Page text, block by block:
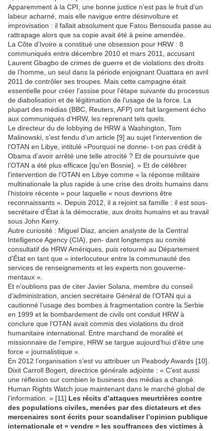
Apparemment à la CPI, une bonne justice n’est pas le fruit d’un
labeur acharné, mais elle navigue entre désinvolture et
improvisation : il fallait absolument que Fatou Bensouda passe au
rattrapage alors que sa copie avait été à peine amendée.
La Côte d’Ivoire a constitué une obsession pour HRW : 8
communiqués entre décembre 2010 et mars 2011, accusant
Laurent Gbagbo de crimes de guerre et de violations des droits
de l’homme, un seul dans la période enjoignant Ouattara en avril
2011 de contrôler ses troupes. Mais cette campagne était
essentielle pour créer l’assise pour l’étape suivante du processus
de diabolisation et de légitimation de l’usage de la force. La
plupart des médias (BBC, Reuters, AFP) ont fait largement écho
aux communiqués d’HRW, les reprenant tels quels.
Le directeur du de lobbying de HRW à Washington, Tom
Malinowski, s’est fendu d’un article [9] au sujet l'intervention de
l'OTAN en Libye, intitulé «Pourquoi ne donne- t-on pas crédit à
Obama d’avoir arrêté une telle atrocité ? Et de poursuivre que
l’OTAN a été plus efficace [qu'en Bosnie]. » Et de célébrer
l'intervention de l'OTAN en Libye comme « la réponse militaire
multinationale la plus rapide à une crise des droits humains dans
l'histoire récente » pour laquelle « nous devrions être
reconnaissants ». Depuis 2012, il a rejoint sa famille : il est sous-
secrétaire d’État à la démocratie, aux droits humains et au travail
sous John Kerry.
Autre curiosité : Miguel Diaz, ancien analyste de la Central
Intelligence Agency (CIA), pen- dant longtemps au comité
consultatif de HRW Amériques, puis retourné au Département
d’État en tant que « interlocuteur entre la communauté des
services de renseignements et les experts non gouverne-
mentaux ».
Et n’oublions pas de citer Javier Solana, membre du conseil
d’administration, ancien secrétaire Général de l’OTAN qui a
cautionné l’usage des bombes à fragmentation contre la Serbie
en 1999 et le bombardement de civils ont conduit HRW à
conclure que l’OTAN avait commis des violations du droit
humanitaire international. Entre marchand de moralité et
missionnaire de l'empire, HRW se targue aujourd’hui d’être une
force « journalistique ».
En 2012 l’organisation s’est vu attribuer un Peabody Awards [10].
Dixit Carroll Bogert, directrice générale adjointe : « C’est aussi
une réflexion sur combien le business des médias a changé.
Human Rights Watch joue maintenant dans le marché global de
l’information. » [11] Les récits d’attaques meurtrières contre
des populations civiles, menées par des dictateurs et des
mercenaires sont écrits pour scandaliser l’opinion publique
internationale et « vendre » les souffrances des victimes à